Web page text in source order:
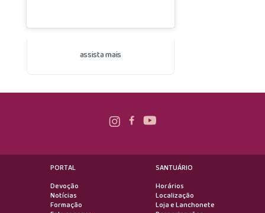
assista mais
PORTAL
Devoção
Notícias
Formação
SANTUÁRIO
Horários
Localização
Loja e Lanchonete